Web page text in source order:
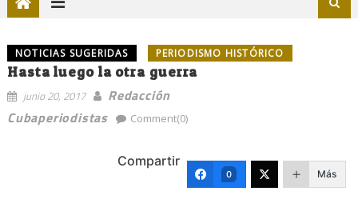
NOTICIAS SUGERIDAS PERIODISMO HISTÓRICO
Hasta luego la otra guerra
junio 20, 2017
Redacción
Cubaperiodistas
Comment(0)
Compartir
0 Más